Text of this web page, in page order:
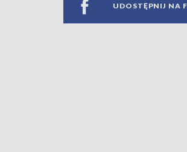
UDOSTĘPNIJ NA